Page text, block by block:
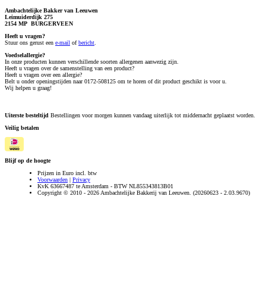
Ambachtelijke Bakker van Leeuwen
Leimuiderdijk 275
2154 MP BURGERVEEN
Heeft u vragen?
Stuur ons gerust een e-mail ofbericht
Voedselallergie?
In onze producten kunnen verschillende soorten allergenen aanwezig zijn.
Heeft u vragen over de samenstelling van een product?
Heeft u vragen over een allergie?
Belt u onder openingstijden naar 0172-508125 om te horen of dit product geschikt is voor u.
Wij helpen u graag!
Uiterste besteltijd Bestellingen voor morgen kunnen vandaag uiterlijk tot middernacht geplaatst worden.
Veilig betalen
Blijf op de hoogte
Prijzen in Euro incl. btw
Voorwaarden | Privacy
KvK 63667487 te Amsterdam - BTW NL855343813B01
Copyright © 2010 - 2026 Ambachtelijke Bakkerij van Leeuwen. (20260623 - 2.03.9670)